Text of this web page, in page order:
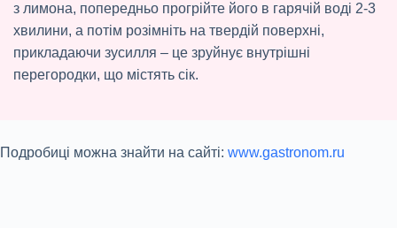
з лимона, попередньо прогрійте його в гарячій воді 2-3
хвилини, а потім розімніть на твердій поверхні,
прикладаючи зусилля – це зруйнує внутрішні
перегородки, що містять сік.
Подробиці можна знайти на сайті: www.gastronom.ru